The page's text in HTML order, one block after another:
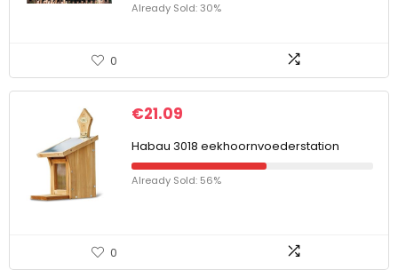
Already Sold: 30%
0
€21.09
Habau 3018 eekhoornvoederstation
Already Sold: 56%
0